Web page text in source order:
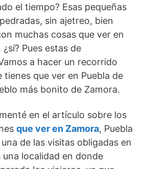
el tiempo? Esas pequeñas
sin ajetreo, bien
muchas cosas que ver en
Pues estas de
a hacer un recorrido
que ver en Puebla de
más bonito de Zamora.
en el artículo sobre los
que ver en Zamora, Puebla
de las visitas obligadas en
una localidad en donde